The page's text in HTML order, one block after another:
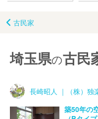
古民家
埼玉県の古民
長崎昭人 ｜（株）独
築50年の